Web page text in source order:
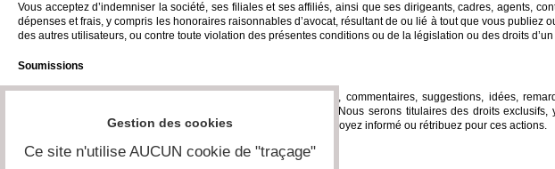
Vous acceptez d’indemniser la société, ses filiales et ses affiliés, ainsi que ses dirigeants, cadres, agents,
dépenses et frais, y compris les honoraires raisonnables d’avocat, résultant de ou lié à tout que vous
des autres utilisateurs, ou contre toute violation des présentes conditions ou de la législation ou des droits d’un
Soumissions
Vous reconnaissez et acceptez sans réserve que les questions, commentaires, suggestions, idées,
informations confidentielles et nous soient cédés intégralement. Nous serons titulaires des droits
soumissions à toutes fins commerciales ou autres sans que vous soyez informé ou rétribuez pour ces actions.
Droit applicable - attribution de juridiction
Gestion des cookies
Ce site n'utilise AUCUN cookie de "traçage"